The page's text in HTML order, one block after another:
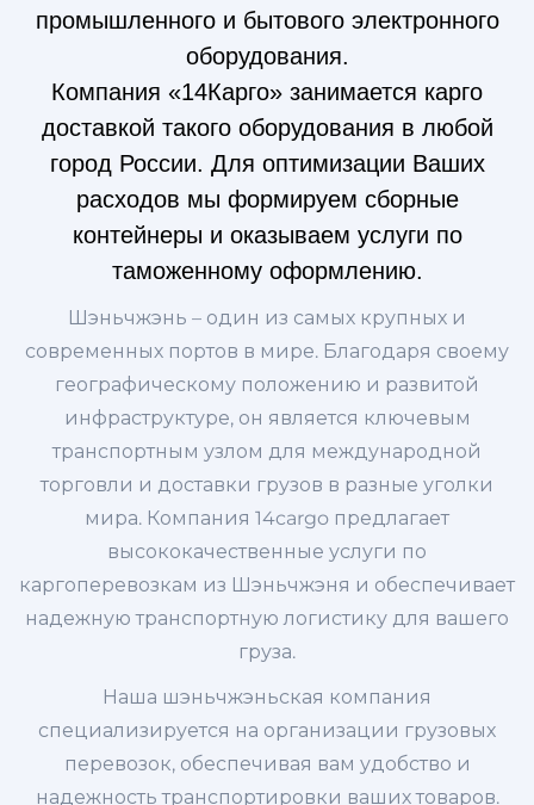
промышленного и бытового электронного
оборудования.
Компания «14Карго» занимается карго
доставкой такого оборудования в любой
город России. Для оптимизации Ваших
расходов мы формируем сборные
контейнеры и оказываем услуги по
таможенному оформлению.
Шэньчжэнь – один из самых крупных и
современных портов в мире. Благодаря своему
географическому положению и развитой
инфраструктуре, он является ключевым
транспортным узлом для международной
торговли и доставки грузов в разные уголки
мира. Компания 14cargo предлагает
высококачественные услуги по
каргоперевозкам из Шэньчжэня и обеспечивает
надежную транспортную логистику для вашего
груза.
Наша шэньчжэньская компания
специализируется на организации грузовых
перевозок, обеспечивая вам удобство и
надежность транспортировки ваших товаров.